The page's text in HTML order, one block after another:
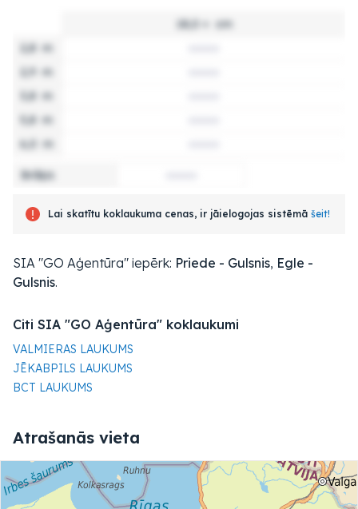
18,0 +
cm
2,8
m
2,9
m
3,8
m
5,8
m
6,0
m
Brāķis
Lai skatītu koklaukuma cenas, ir jāielogojas sistēmā šeit!
SIA "GO Aģentūra" iepērk: Priede - Gulsnis, Egle -
Gulsnis.
Citi SIA "GO Aģentūra" koklaukumi
VALMIERAS LAUKUMS
JĒKABPILS LAUKUMS
BCT LAUKUMS
Atrašanās vieta